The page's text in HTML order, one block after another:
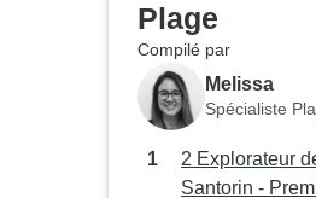
Plage
Compilé par
Melissa
Spécialiste
2 Explorateur
Santorin -